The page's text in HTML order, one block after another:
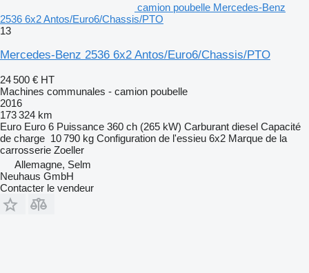
camion poubelle Mercedes-Benz
2536 6x2 Antos/Euro6/Chassis/PTO
13
Mercedes-Benz 2536 6x2 Antos/Euro6/Chassis/PTO
24 500 € HT
Machines communales - camion poubelle
2016
173 324 km
Euro Euro 6 Puissance 360 ch (265 kW) Carburant diesel Capacité
de charge 10 790 kg Configuration de l'essieu 6x2 Marque de la
carrosserie Zoeller
Allemagne, Selm
Neuhaus GmbH
Contacter le vendeur